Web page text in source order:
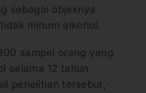
sebagai objeknya
minum alkohol.
sampel orang yang
selama 12 tahun
penelitian tersebut,